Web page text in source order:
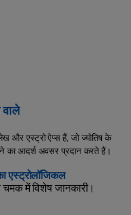
और एस्ट्रो ऐप्स हैं, जो ज्योतिष के
का आदर्श अवसर प्रदान करते हैं।
एस्ट्रोलॉजिकल
चमक में विशेष जानकारी।